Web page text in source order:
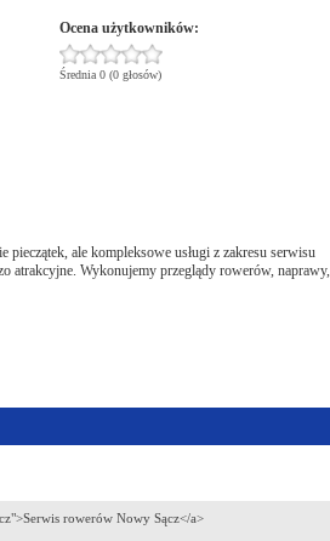
Ocena użytkowników:
Średnia 0 (0 głosów)
ale kompleksowe usługi z zakresu serwisu
atrakcyjne. Wykonujemy przeglądy rowerów, naprawy,